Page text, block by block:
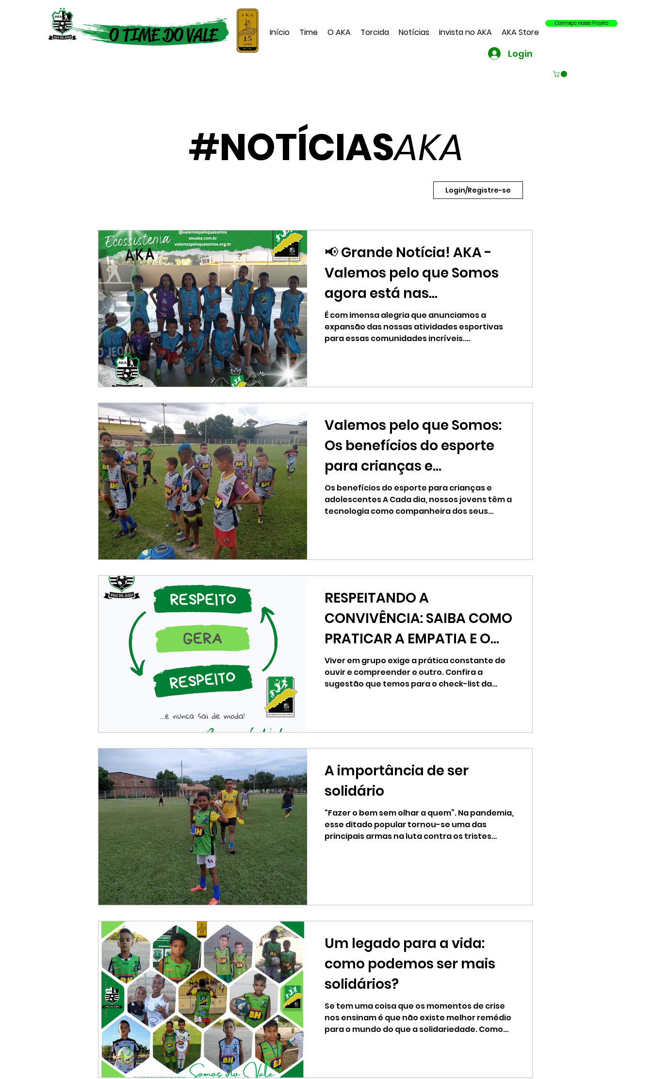
Início Time O AKA Torcida Notícias Invista no AKA AKA Store
O TIME DO VALE
Conheça nosso Projeto
Login
#NOTÍCIASAKA
Login/Registre-se
📢 Grande Notícia! AKA -
Valemos pelo que Somos
agora está nas
comunidades de Alfredo
Graça e Baixa
É com imensa alegria que anunciamos a
expansão das nossas atividades esportivas
para essas comunidades incríveis.
Valemos pelo que Somos:
Os benefícios do esporte
para crianças e
adolescentes
Os benefícios do esporte para crianças e
adolescentes A Cada dia, nossos jovens têm a
tecnologia como companheira dos seus
RESPEITANDO A
CONVIVÊNCIA: SAIBA COMO
PRATICAR A EMPATIA E O
RESPEITO
Viver em grupo exige a prática constante de
ouvir e compreender o outro. Confira a
sugestão que temos para o check-list da
A importância de ser
solidário
“Fazer o bem sem olhar a quem”. Na pandemia,
esse ditado popular tornou-se uma das
principais armas na luta contra os tristes
Um legado para a vida:
como podemos ser mais
solidários?
Se tem uma coisa que os momentos de crise
nos ensinam é que não existe melhor remédio
para o mundo do que a solidariedade. Como